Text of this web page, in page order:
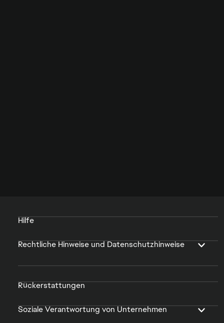
Hilfe
Rechtliche Hinweise und Datenschutzhinweise
Rückerstattungen
Soziale Verantwortung von Unternehmen